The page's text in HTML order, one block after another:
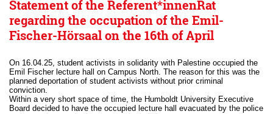
Statement of the Referent*innenRat
regarding the occupation of the Emil-
Fischer-Hörsaal on the 16th of April
On 16.04.25, student activists in solidarity with Palestine occupied the
Emil Fischer lecture hall on Campus North. The reason for this was the
planned deportation of student activists without prior criminal
conviction.
Within a very short space of time, the Humboldt University Executive
Board decided to have the occupied lecture hall evacuated by the police